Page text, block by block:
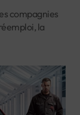
compagnies
la